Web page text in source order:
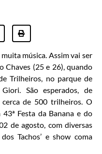
música. Assim vai ser
Chaves (25 e 26), quando
Trilheiros, no parque de
São esperados, de
cerca de 500 trilheiros. O
Festa da Banana e do
de agosto, com diversas
Tachos’ e show coma